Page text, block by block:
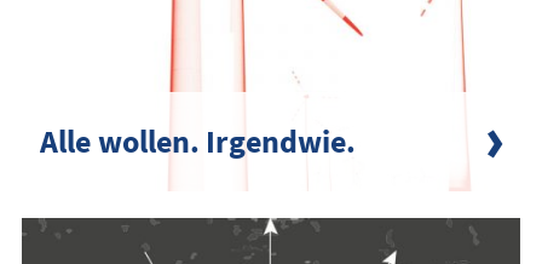
Alle wollen. Irgendwie.